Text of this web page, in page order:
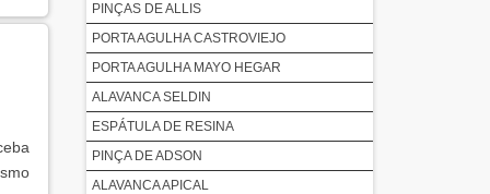
PINÇAS DE ALLIS
PORTA AGULHA CASTROVIEJO
PORTA AGULHA MAYO HEGAR
ALAVANCA SELDIN
ESPÁTULA DE RESINA
PINÇA DE ADSON
ALAVANCA APICAL